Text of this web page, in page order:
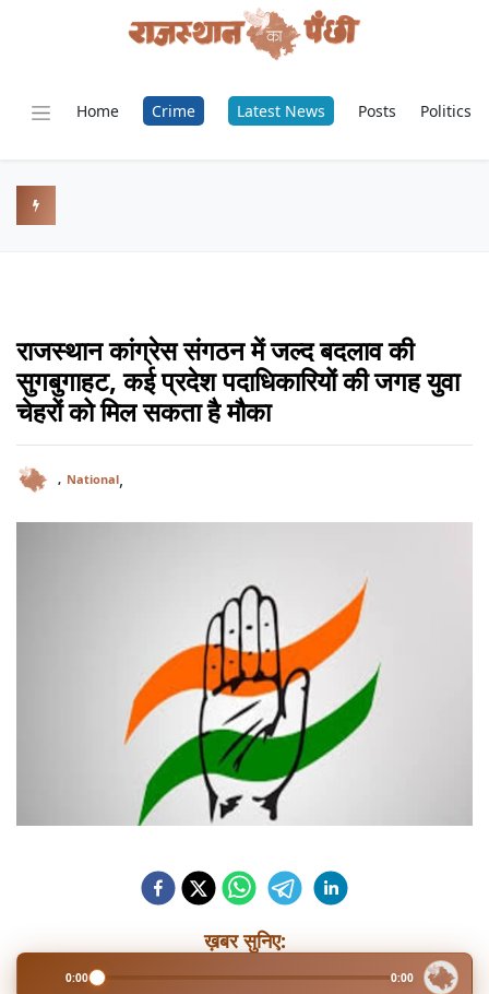
Home Crime Latest News Posts Politics
राजस्थान कांग्रेस संगठन में जल्द बदलाव की
सुगबुगाहट, कई प्रदेश पदाधिकारियों की जगह युवा
चेहरों को मिल सकता है मौका
, National,
ख़बर सुनिए:
0:00 0:00